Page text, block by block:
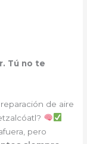
Tú no te
de aire
pero